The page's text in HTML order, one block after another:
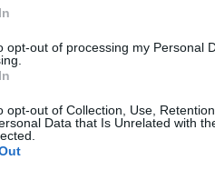
opt-out of processing my Personal
opt-out of Collection, Use,
Data that Is Unrelated with
útitárssá.
rekedtes hangján adta elő
nagy csodálatos semmi...